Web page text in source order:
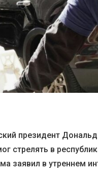
президент
стрелять в
заявил в утреннем